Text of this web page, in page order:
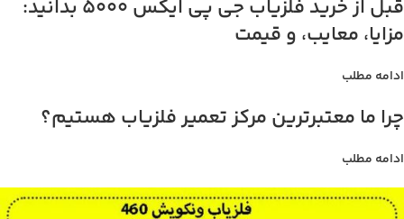
قبل از خرید فلزیاب جی پی ایکس 5000 بدانید:
مزایا، معایب، و قیمت
ادامه مطلب
چرا ما معتبرترین مرکز تعمیر فلزیاب هستیم؟
ادامه مطلب